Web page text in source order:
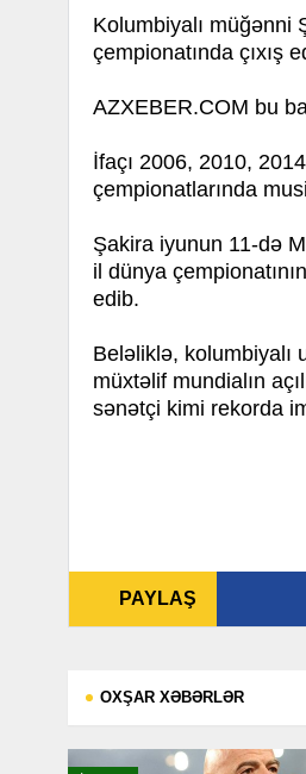
Kolumbiyalı müğənni
çempionatında çıxış
AZXEBER.COM bu
İfaçı 2006, 2010,
çempionatlarında
Şakira iyunun 11-də
il dünya
edib.
Beləliklə, kolumbiyalı
müxtəlif mundialın
sənətçi kimi rekorda
PAYLAŞ
OXŞAR XƏBƏRLƏR